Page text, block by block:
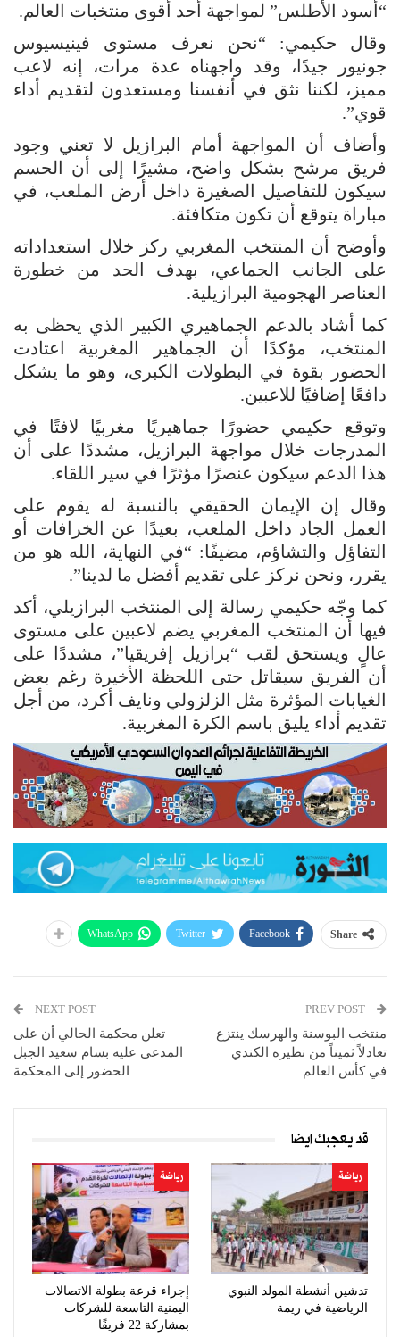
“أسود الأطلس” لمواجهة أحد أقوى منتخبات العالم.
وقال حكيمي: “نحن نعرف مستوى فينيسيوس
جونيور جيدًا، وقد واجهناه عدة مرات، إنه لاعب
مميز، لكننا نثق في أنفسنا ومستعدون لتقديم أداء
قوي”.
وأضاف أن المواجهة أمام البرازيل لا تعني وجود
فريق مرشح بشكل واضح، مشيرًا إلى أن الحسم
سيكون للتفاصيل الصغيرة داخل أرض الملعب، في
مباراة يتوقع أن تكون متكافئة.
وأوضح أن المنتخب المغربي ركز خلال استعداداته
على الجانب الجماعي، بهدف الحد من خطورة
العناصر الهجومية البرازيلية.
كما أشاد بالدعم الجماهيري الكبير الذي يحظى به
المنتخب، مؤكدًا أن الجماهير المغربية اعتادت
الحضور بقوة في البطولات الكبرى، وهو ما يشكل
دافعًا إضافيًا للاعبين.
وتوقع حكيمي حضورًا جماهيريًا مغربيًا لافتًا في
المدرجات خلال مواجهة البرازيل، مشددًا على أن
هذا الدعم سيكون عنصرًا مؤثرًا في سير اللقاء.
وقال إن الإيمان الحقيقي بالنسبة له يقوم على
العمل الجاد داخل الملعب، بعيدًا عن الخرافات أو
التفاؤل والتشاؤم، مضيفًا: “في النهاية، الله هو من
يقرر، ونحن نركز على تقديم أفضل ما لدينا”.
كما وجّه حكيمي رسالة إلى المنتخب البرازيلي، أكد
فيها أن المنتخب المغربي يضم لاعبين على مستوى
عالٍ ويستحق لقب “برازيل إفريقيا”، مشددًا على
أن الفريق سيقاتل حتى اللحظة الأخيرة رغم بعض
الغيابات المؤثرة مثل الزلزولي ونايف أكرد، من أجل
تقديم أداء يليق باسم الكرة المغربية.
Share
Facebook
Twitter
WhatsApp
منتخب البوسنة والهرسك ينتزع
تعادلاً ثميناً من نظيره الكندي
في كأس العالم
NEXT POST
تعلن محكمة الحالي أن على
المدعى عليه بسام سعيد الجبل
الحضور إلى المحكمة
قد يعجبك ايضا
رياضة
تدشين أنشطة المولد النبوي
الرياضية في ريمة
رياضة
إجراء قرعة بطولة الاتصالات
اليمنية التاسعة للشركات
بمشاركة 22 فريقًا